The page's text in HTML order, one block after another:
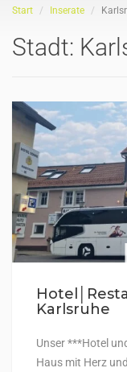
Start Inserate
Stadt:
Karlsruhe
Unser ***Hotel
Haus mit Herz